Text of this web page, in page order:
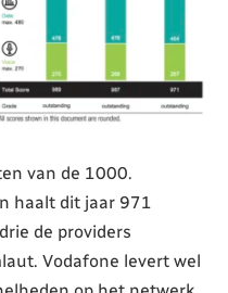
van de 1000.
haalt dit jaar 971
de providers
Vodafone levert wel